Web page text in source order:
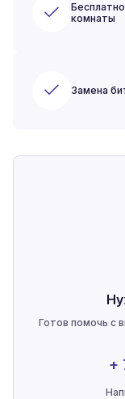
комнаты
Замена
Готов помочь с
+